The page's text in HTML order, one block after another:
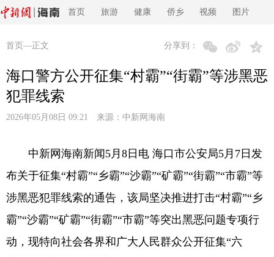
首页 旅游 健康 侨乡 视频 图片
首页 —正文 分享到：
海口警方公开征集“村霸”“街霸”等涉黑恶
犯罪线索
2026年05月08日 09:21 来源： 中新网海南
中新网海南新闻5月8日电 海口市公安局5月7日发
布关于征集“村霸”“乡霸”“沙霸”“矿霸”“街霸”“市霸”等
涉黑恶犯罪线索的通告，该局坚决推进打击“村霸”“乡
霸”“沙霸”“矿霸”“街霸”“市霸”等突出黑恶问题专项行
动，现特向社会各界和广大人民群众公开征集“六